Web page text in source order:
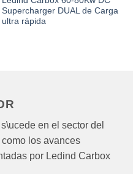
Supercharger DUAL de Carga
ultra rápida
en el sector del
los avances
por Ledind Carbox